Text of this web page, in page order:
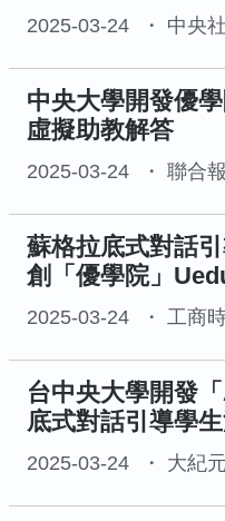
2025-03-24 中央社
中央大學開發優
虛擬助教解答
2025-03-24 聯合報
蘇格拉底式對話
創「優學院」
2025-03-24 工商
台中央大學開發
底式對話引導學
2025-03-24 大紀元